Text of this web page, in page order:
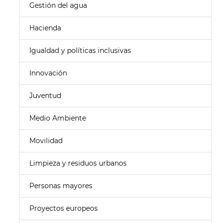
Gestión del agua
Hacienda
Igualdad y políticas inclusivas
Innovación
Juventud
Medio Ambiente
Movilidad
Limpieza y residuos urbanos
Personas mayores
Proyectos europeos